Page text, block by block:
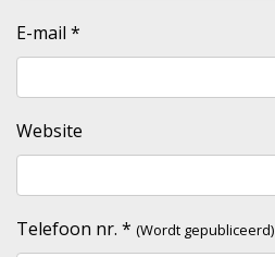
E-mail *
Website
Telefoon nr. * (Wordt gepubliceerd)